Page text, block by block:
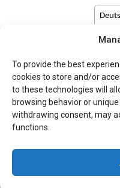
To provide the best
cookies to store and/or
to these technologies will
browsing behavior or
withdrawing consent, may
functions.
© Copyright 2026